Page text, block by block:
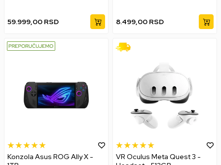
59.999,00 RSD 8.499,00 RSD
Konzola Asus ROG Ally X -
VR Oculus Meta Quest 3 -